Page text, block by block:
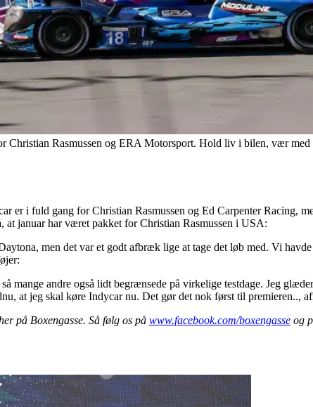
Christian Rasmussen og ERA Motorsport. Hold liv i bilen, vær
er i fuld gang for Christian Rasmussen og Ed Carpenter Racing,
januar har været pakket for Christian Rasmussen i USA:
men det var et godt afbræk lige at tage det løb med. Vi
mange andre også lidt begrænsede på virkelige testdage. Jeg
at jeg skal køre Indycar nu. Det gør det nok først til premieren..,
på Boxengasse. Så følg os på www.facebook.com/boxengasse og